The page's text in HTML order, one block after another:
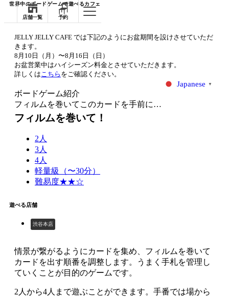
世界中のボードゲームで遊べるカフェ
店舗一覧 予約
JELLY JELLY CAFE では下記のようにお盆期間を設けさせていただ
きます。
8月10日（月）〜8月16日（日）
お盆営業中はハイシーズン料金とさせていただきます。
詳しくはこちら をご確認ください。
Japanese ▼
ボードゲーム紹介
フィルムを巻いてこのカードを手前に…
フィルムを巻いて！
2人
3人
4人
軽量級（〜30分）
難易度★★☆
遊べる店舗
渋谷本店
情景が繋がるようにカードを集め、フィルムを巻いて
カードを出す順番を調整します。うまく手札を管理し
ていくことが目的のゲームです。
2人から4人まで遊ぶことができます。手番では場から